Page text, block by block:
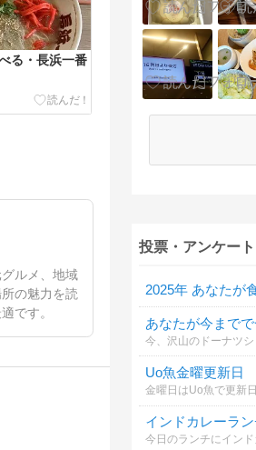
る・長浜一番
ルメ、地域
の魅力を読
です。
投票・アンケート
あなたが今まで
Uo魚金曜更新日
インドカレーラン
今日のランチにイン